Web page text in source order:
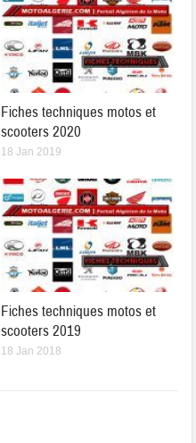
Fiches techniques motos et
scooters 2020
18 Jan 2019
Fiches techniques motos et
scooters 2019
18 Jan 2018